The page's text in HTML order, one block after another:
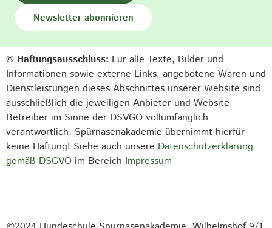
Newsletter abonnieren
© Haftungsausschluss: Für alle Texte, Bilder und
Informationen sowie externe Links, angebotene Waren und
Dienstleistungen dieses Abschnittes unserer Website sind
ausschließlich die jeweiligen Anbieter und Website-
Betreiber im Sinne der DSVGO vollumfänglich
verantwortlich. Spürnasenakademie übernimmt hierfür
keine Haftung! Siehe auch unsere Datenschutzerklärung
gemäß DSGVO im Bereich Impressum